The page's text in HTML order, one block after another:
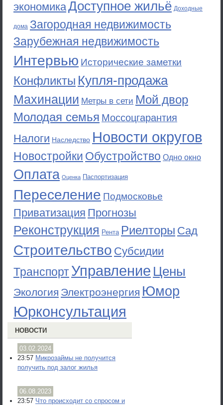
экономикаДоступное жильё Доходные
дома Загородная недвижимость
Зарубежная недвижимость
Интервью Исторические заметки
Конфликты Купля-продажа
Махинации Метры в сети Мой двор
Молодая семья Моссоцгарантия
Налоги Наследство Новости округов
Новостройки Обустройство Одно окно
Оплата Оценка Паспортизация
Переселение Подмосковье
Приватизация Прогнозы
Реконструкция Рента Риелторы Сад
Строительство Субсидии
ТранспортУправление Цены
Экология Электроэнергия Юмор
Юрконсультация
НОВОСТИ
03.02.2024
23:57 Микрозаймы не получится
получить под залог жилья
06.08.2023
23:57 Что происходит со спросом и